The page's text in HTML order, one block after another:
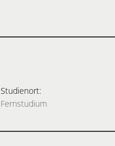
Studienort:
Fernstudium